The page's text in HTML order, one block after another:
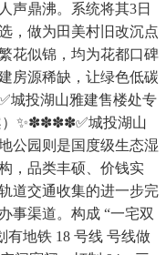
声鼎沸。系统将其3日
，做为田美村旧改沉点
花似锦，均为花都口碑
房源稀缺，让绿色低碳
城投湖山雅建售楼处专
）✨✽✽✽✽✅城投湖山
公园则是国度级生态湿
，品类丰硕、价钱实
道交通收集的进一步完
事渠道。构成 “一宅双
有地铁 18 号线 号线做